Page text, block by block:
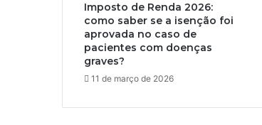
Imposto de Renda 2026:
como saber se a isenção foi
aprovada no caso de
pacientes com doenças
graves?
11 de março de 2026